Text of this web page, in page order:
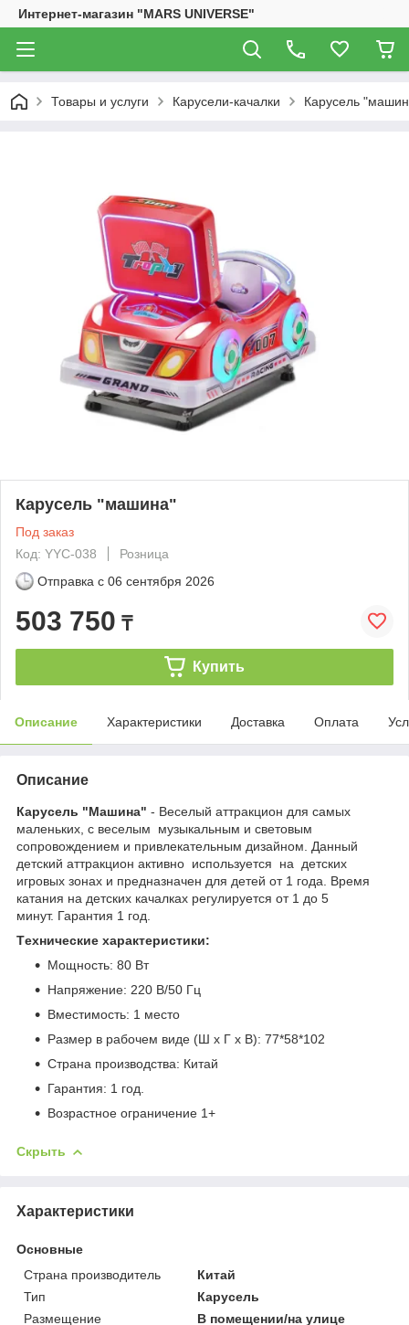
Интернет-магазин "MARS UNIVERSE"
Товары и услуги Карусели-качалки Карусель
Карусель "машина"
Под заказ
Код: YYC-038
Розница
Отправка с 06 сентября 2026
503 750 ₸
Купить
Описание Характеристики Доставка Оплата
Описание
Карусель "Машина" - Веселый аттракцион для самых
маленьких, с веселым музыкальным и световым
сопровождением и привлекательным дизайном. Данный
детский аттракцион активно используется на детских
игровых зонах и предназначен для детей от 1 года. Время
катания на детских качалках регулируется от 1 до 5
минут. Гарантия 1 год.
Tехнические характеристики:
Мощность: 80 Вт
Напряжение: 220 В/50 Гц
Вместимость: 1 место
Размер в рабочем виде (Ш х Г х В): 77*58*102
Страна производства: Китай
Гарантия: 1 год.
Возрастное ограничение 1+
Скрыть
Характеристики
Основные
Страна производитель
Китай
Тип
Карусель
Размещение
В помещении/на улице